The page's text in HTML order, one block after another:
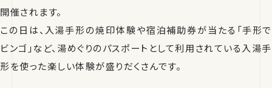
開催されます。
この日は、入湯手形の焼印体験や宿泊補助券が当たる「手形で
ビンゴ」など、湯めぐりのパスポートとして利用されている入湯手
形を使った楽しい体験が盛りだくさんです。